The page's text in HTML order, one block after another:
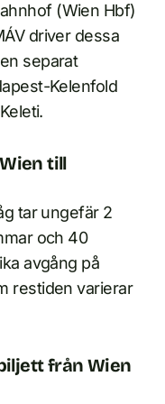
(Wien Hbf)
driver dessa
separat
Kelenfold
till
tar ungefär 2
och 40
avgång på
restiden varierar
från Wien